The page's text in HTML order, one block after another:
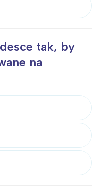
tak, by
na